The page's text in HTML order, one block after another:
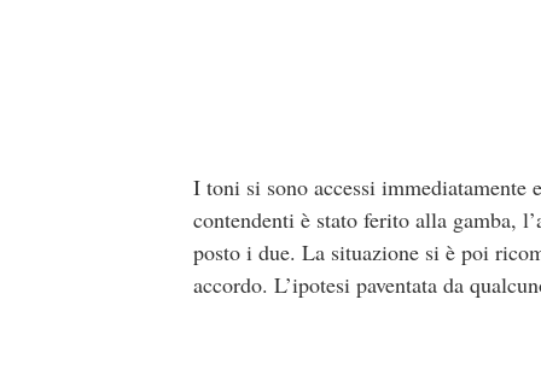
I toni si sono accessi
contendenti è stato ferito alla gamba,
posto i due. La situazione si è poi
accordo. L’ipotesi paventata da